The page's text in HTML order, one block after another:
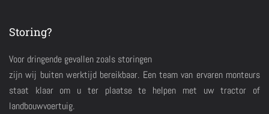
Storing?
Voor dringende gevallen zoals storingen
zijn wij buiten werktijd bereikbaar. Een team van ervaren monteurs
staat klaar om u ter plaatse te helpen met uw tractor of
landbouwvoertuig.